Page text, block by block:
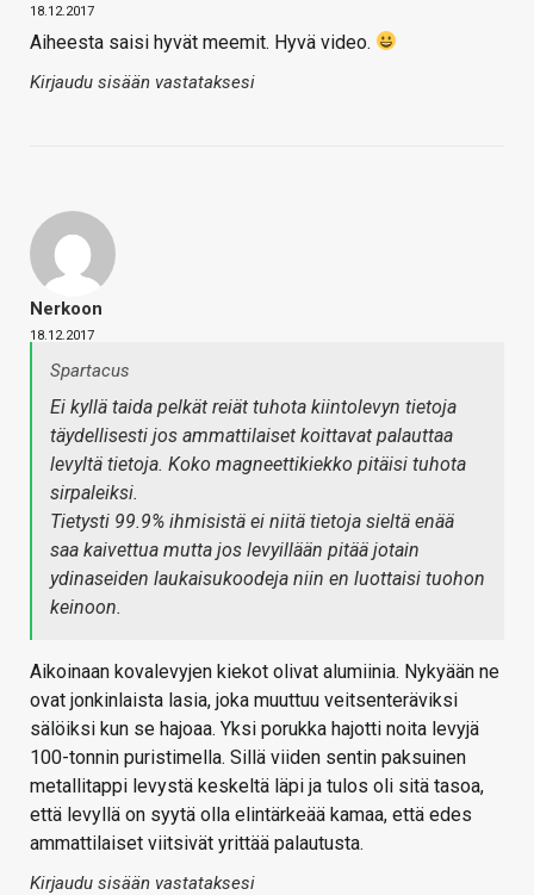
18.12.2017
Aiheesta saisi hyvät meemit. Hyvä video.
Kirjaudu sisään vastataksesi
Nerkoon
18.12.2017
Spartacus
Ei kyllä taida pelkät reiät tuhota kiintolevyn tietoja
täydellisesti jos ammattilaiset koittavat palauttaa
levyltä tietoja. Koko magneettikiekko pitäisi tuhota
sirpaleiksi.
Tietysti 99.9% ihmisistä ei niitä tietoja sieltä enää
saa kaivettua mutta jos levyillään pitää jotain
ydinaseiden laukaisukoodeja niin en luottaisi tuohon
keinoon.
Aikoinaan kovalevyjen kiekot olivat alumiinia. Nykyään ne
ovat jonkinlaista lasia, joka muuttuu veitsenteräviksi
sälöiksi kun se hajoaa. Yksi porukka hajotti noita levyjä
100-tonnin puristimella. Sillä viiden sentin paksuinen
metallitappi levystä keskeltä läpi ja tulos oli sitä tasoa,
että levyllä on syytä olla elintärkeää kamaa, että edes
ammattilaiset viitsivät yrittää palautusta.
Kirjaudu sisään vastataksesi